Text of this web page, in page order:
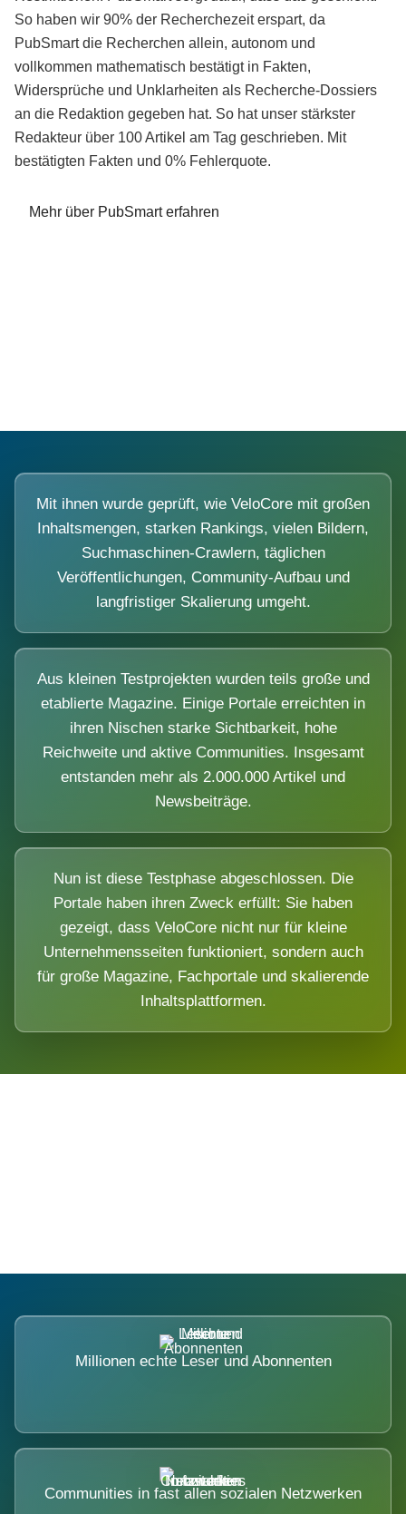
So haben wir 90% der Recherchezeit erspart, da
PubSmart die Recherchen allein, autonom und
vollkommen mathematisch bestätigt in Fakten,
Widersprüche und Unklarheiten als Recherche-Dossiers
an die Redaktion gegeben hat. So hat unser stärkster
Redakteur über 100 Artikel am Tag geschrieben. Mit
bestätigten Fakten und 0% Fehlerquote.
Mehr über PubSmart erfahren
Mit ihnen wurde geprüft, wie VeloCore mit großen
Inhaltsmengen, starken Rankings, vielen Bildern,
Suchmaschinen-Crawlern, täglichen
Veröffentlichungen, Community-Aufbau und
langfristiger Skalierung umgeht.
Aus kleinen Testprojekten wurden teils große und
etablierte Magazine. Einige Portale erreichten in
ihren Nischen starke Sichtbarkeit, hohe
Reichweite und aktive Communities. Insgesamt
entstanden mehr als 2.000.000 Artikel und
Newsbeiträge.
Nun ist diese Testphase abgeschlossen. Die
Portale haben ihren Zweck erfüllt: Sie haben
gezeigt, dass VeloCore nicht nur für kleine
Unternehmensseiten funktioniert, sondern auch
für große Magazine, Fachportale und skalierende
Inhaltsplattformen.
Millionen echte Leser und Abonnenten
Communities in fast allen sozialen Netzwerken